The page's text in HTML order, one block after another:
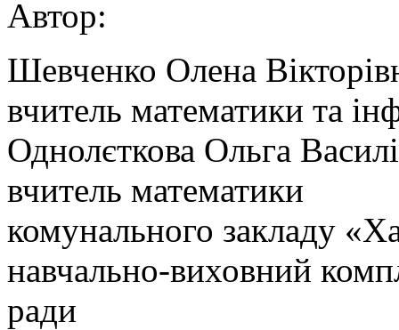
Автор:
Шевченко Олена
вчитель математики та
Однолєткова Ольга
вчитель математики
комунального закладу
навчально-виховний
ради